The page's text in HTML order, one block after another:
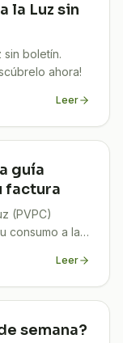
la Luz sin
sin boletín.
ahora!
Leer
guía
factura
(PVPC)
consumo a las
Leer
semana?